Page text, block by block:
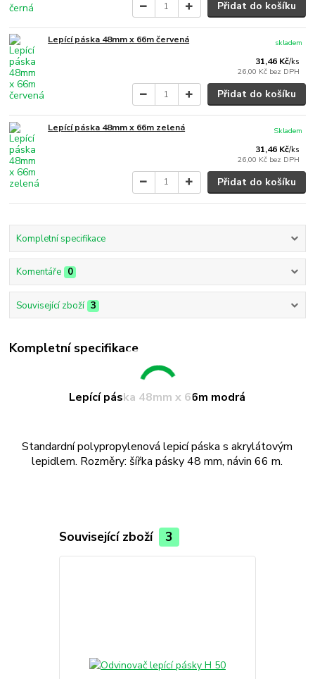
Přidat do košíku
Lepící páska 48mm x 66m červená
31,46 Kč/ks
26,00 Kč bez DPH
skladem
Přidat do košíku
Lepící páska 48mm x 66m zelená
31,46 Kč/ks
26,00 Kč bez DPH
Skladem
Přidat do košíku
Kompletní specifikace
Komentáře 0
Související zboží 3
Kompletní specifikace
Lepící páska 48mm x 66m modrá
Standardní polypropylenová lepicí páska s akrylátovým
lepidlem. Rozměry: šířka pásky 48 mm, návin 66 m.
Související zboží 3